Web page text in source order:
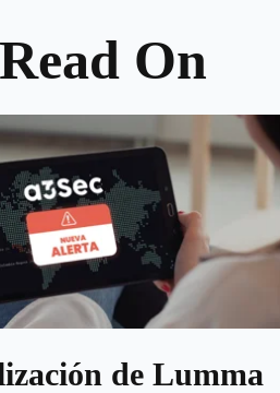
Read On
de Lumma